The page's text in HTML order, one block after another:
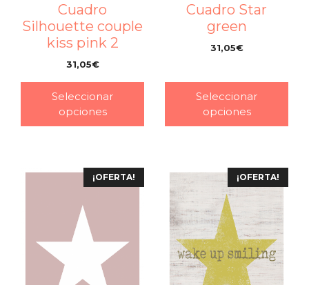
Cuadro
Silhouette couple
kiss pink 2
31,05€
Seleccionar
opciones
Cuadro Star
green
31,05€
Seleccionar
opciones
¡OFERTA! ¡OFERTA!